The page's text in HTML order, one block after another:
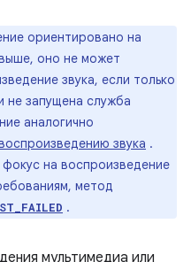
ориентировано на
оно не может
звука, если только
не запущена служба
аналогично
звука .
на воспроизведение
метод
.
мультимедиа или